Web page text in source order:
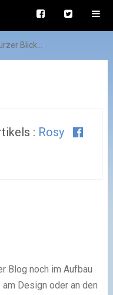
Blick…
: Rosy
Blog noch im Aufbau
Design oder an den